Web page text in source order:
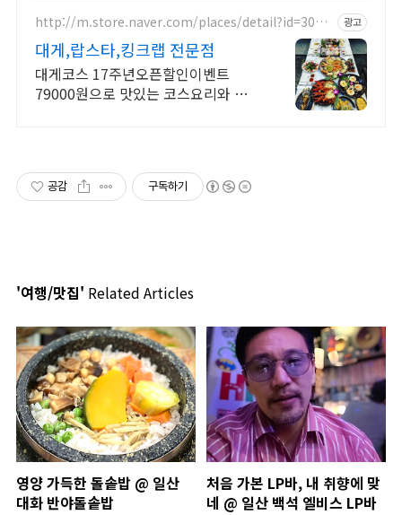
http://m.store.naver.com/places/detail?id=3055
광고
대게,랍스타,킹크랩 전문점
대게코스 17주년오픈할인이벤트
79000원으로 맛있는 코스요리와 얼
공감 구독하기
'여행/맛집' Related Articles
영양 가득한 돌솥밥 @ 일산
대화 반야돌솥밥
처음 가본 LP바, 내 취향에 맞
네 @ 일산 백석 엘비스 LP바